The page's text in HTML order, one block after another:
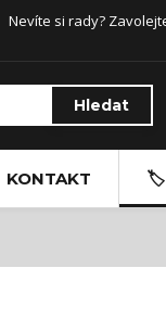
Hledat
Nevíte si rady?
KONTAKT 🏷️